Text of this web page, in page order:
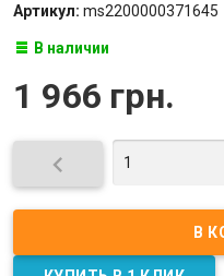
Артикул: ms2200000371645
В наличии
1 966 грн.
